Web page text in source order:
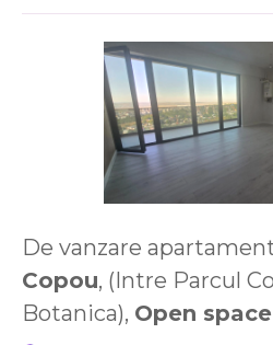
De vanzare
Copou, (Intre Parcul
Botanica), Open space